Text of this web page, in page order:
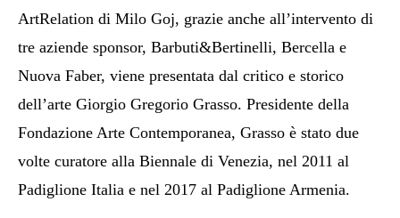
ArtRelation di Milo Goj, grazie anche all’intervento di
tre aziende sponsor, Barbuti&Bertinelli, Bercella e
Nuova Faber, viene presentata dal critico e storico
dell’arte Giorgio Gregorio Grasso. Presidente della
Fondazione Arte Contemporanea, Grasso è stato due
volte curatore alla Biennale di Venezia, nel 2011 al
Padiglione Italia e nel 2017 al Padiglione Armenia.